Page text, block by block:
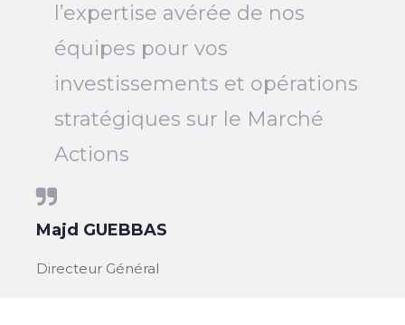
l’expertise avérée de nos
équipes pour vos
investissements et opérations
stratégiques sur le Marché
Actions
Majd GUEBBAS
Directeur Général